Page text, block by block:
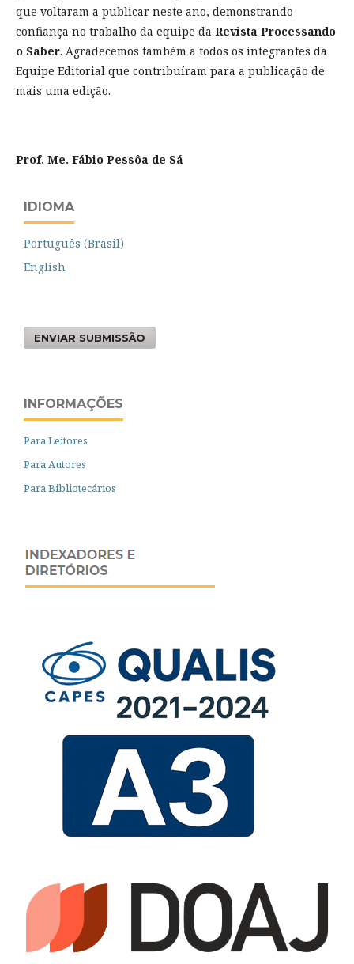
que voltaram a publicar neste ano, demonstrando
confiança no trabalho da equipe da Revista Processando
o Saber. Agradecemos também a todos os integrantes da
Equipe Editorial que contribuíram para a publicação de
mais uma edição.
Prof. Me. Fábio Pessôa de Sá
IDIOMA
Português (Brasil)
English
ENVIAR SUBMISSÃO
INFORMAÇÕES
Para Leitores
Para Autores
Para Bibliotecários